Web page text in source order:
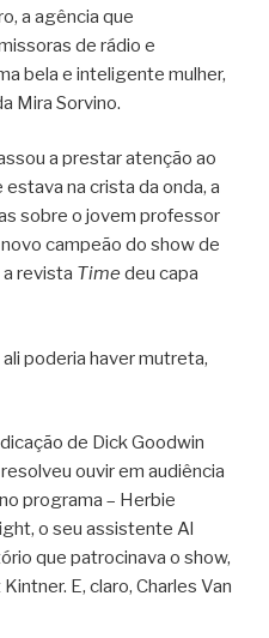
a agência que
de rádio e
bela e inteligente mulher,
Mira Sorvino.
a prestar atenção ao
na crista da onda, a
sobre o jovem professor
campeão do show de
revista Time deu capa
poderia haver mutreta,
de Dick Goodwin
ouvir em audiência
programa – Herbie
o seu assistente Al
que patrocinava o show,
E, claro, Charles Van